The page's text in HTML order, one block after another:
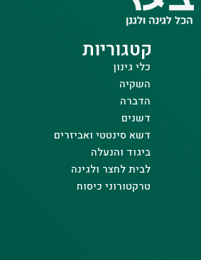
קטגוריות
כלי גינון
השקיה
הדברה
דשנים
דשא סינטטי ואביזרים
ביגוד והנעלה
לבית לחצר ולגינה
טרקטורוני כיסוח